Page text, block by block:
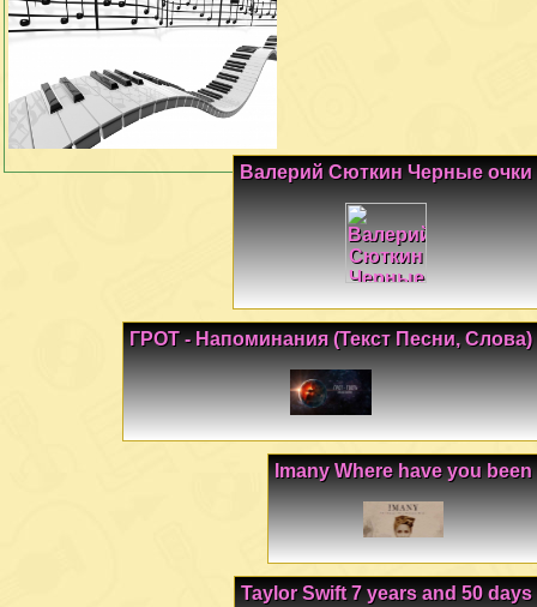
Валерий Сюткин Черные очки
ГРОТ - Напоминания (Текст Песни, Слова)
Imany Where have you been
Taylor Swift 7 years and 50 days